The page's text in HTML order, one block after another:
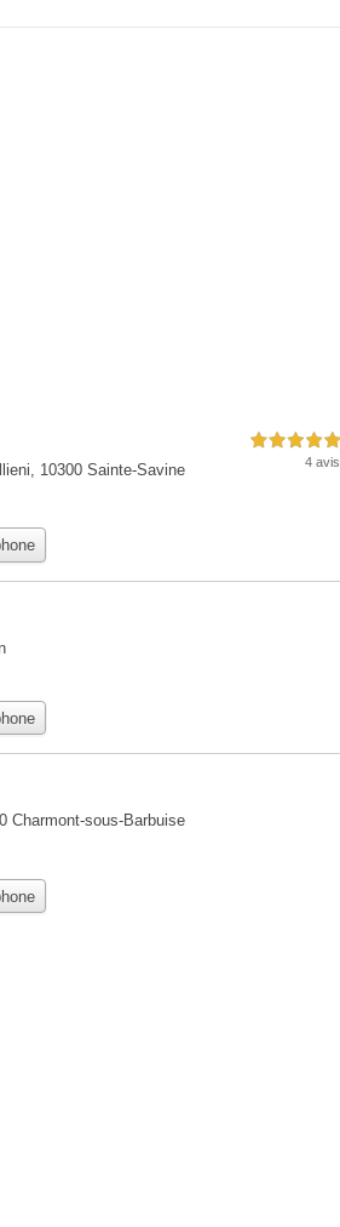
10300 Sainte-Savine
5,0 étoiles sur 5
4 avis
Charmont-sous-Barbuise